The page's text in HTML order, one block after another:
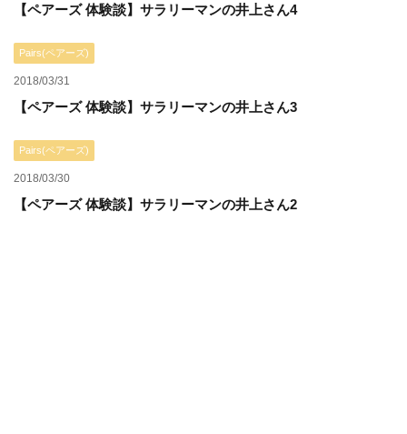
【ペアーズ 体験談】サラリーマンの井上さん4
Pairs(ペアーズ)
2018/03/31
【ペアーズ 体験談】サラリーマンの井上さん3
Pairs(ペアーズ)
2018/03/30
【ペアーズ 体験談】サラリーマンの井上さん2